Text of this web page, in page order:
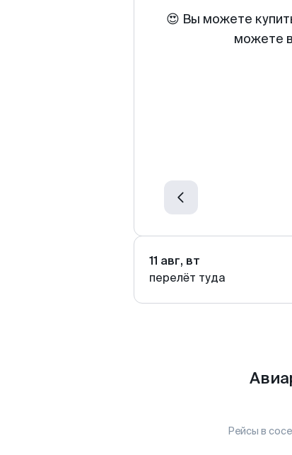
😍 Вы можете
можете
11 авг, вт
перелёт туда
Рейсы в